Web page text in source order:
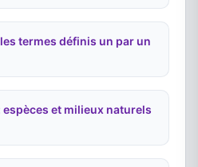
termes définis un par un
et milieux naturels